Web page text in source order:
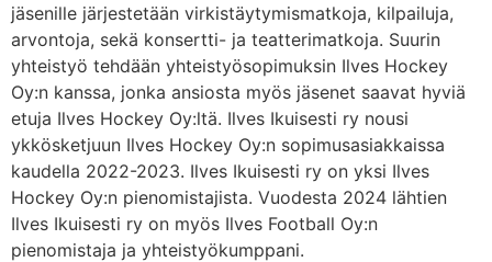
jäsenille järjestetään virkistäytymismatkoja, kilpailuja,
arvontoja, sekä konsertti- ja teatterimatkoja. Suurin
yhteistyö tehdään yhteistyösopimuksin Ilves Hockey
Oy:n kanssa, jonka ansiosta myös jäsenet saavat hyviä
etuja Ilves Hockey Oy:ltä. Ilves Ikuisesti ry nousi
ykkösketjuun Ilves Hockey Oy:n sopimusasiakkaissa
kaudella 2022-2023. Ilves Ikuisesti ry on yksi Ilves
Hockey Oy:n pienomistajista. Vuodesta 2024 lähtien
Ilves Ikuisesti ry on myös Ilves Football Oy:n
pienomistaja ja yhteistyökumppani.